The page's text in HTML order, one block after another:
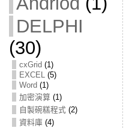
DELPHI
(30)
cxGrid (1)
EXCEL(5)
Word (1)
加密演算(1)
自製碗糕程式(2)
資料庫(4)